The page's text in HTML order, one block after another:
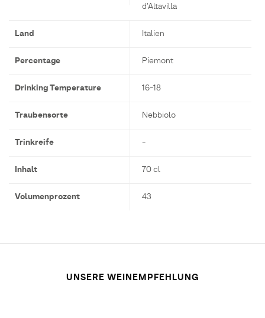
d'Altavilla
Land Italien
Percentage Piemont
Drinking Temperature 16-18
Traubensorte Nebbiolo
Trinkreife -
Inhalt 70 cl
Volumenprozent 43
UNSERE WEINEMPFEHLUNG